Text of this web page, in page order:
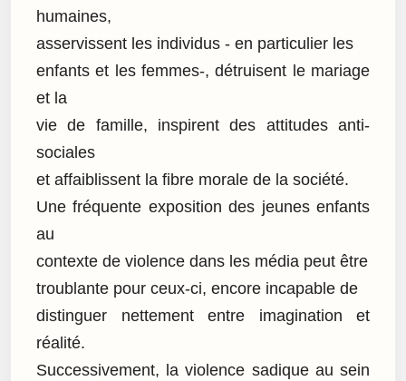
humaines,
asservissent les individus - en particulier les
enfants et les femmes-, détruisent le mariage
et la
vie de famille, inspirent des attitudes anti-
sociales
et affaiblissent la fibre morale de la société.
Une fréquente exposition des jeunes enfants
au
contexte de violence dans les média peut être
troublante pour ceux-ci, encore incapable de
distinguer nettement entre imagination et
réalité.
Successivement, la violence sadique au sein